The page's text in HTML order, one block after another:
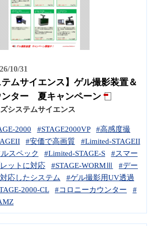
10/31
テムサイエンス】ゲル撮影装置＆
ンター 夏キャンペーン
システムサイエンス
2000 #STAGE2000VP
#高感度撮
#安価で高画質
#Limited-STAGEII
スペック #Limited-STAGE-S
#スマー
ットに対応
#STAGE-WORMⅢ
#デー
応したシステム
#ゲル撮影用UV透過
2000-CL #コロニーカウンター
#